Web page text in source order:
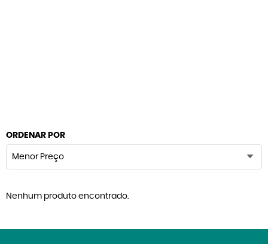
ORDENAR POR
Menor Preço
Nenhum produto encontrado.